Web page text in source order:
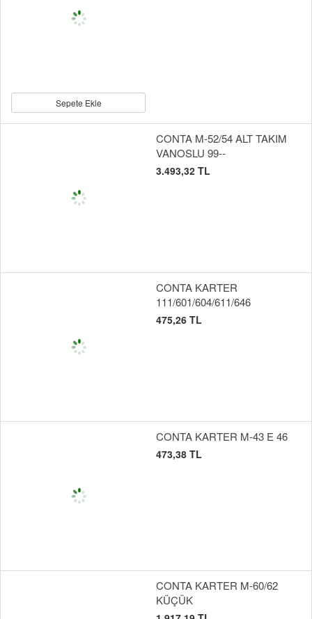
Sepete Ekle
CONTA M-52/54 ALT TAKIM
VANOSLU 99--
3.493,32 TL
CONTA KARTER
111/601/604/611/646
475,26 TL
CONTA KARTER M-43 E 46
473,38 TL
CONTA KARTER M-60/62
KÜÇÜK